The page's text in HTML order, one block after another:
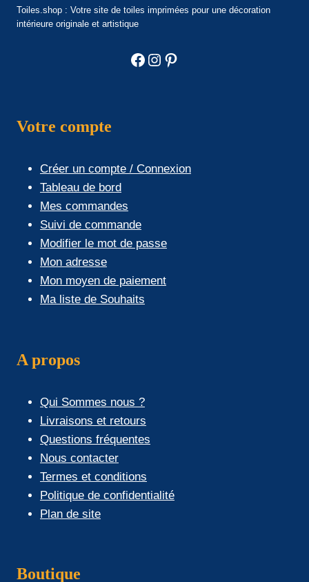
Toiles.shop : Votre site de toiles imprimées pour une décoration
intérieure originale et artistique
Facebook
Instagram
Pinterest
Votre compte
Créer un compte / Connexion
Tableau de bord
Mes commandes
Suivi de commande
Modifier le mot de passe
Mon adresse
Mon moyen de paiement
Ma liste de Souhaits
A propos
Qui Sommes nous ?
Livraisons et retours
Questions fréquentes
Nous contacter
Termes et conditions
Politique de confidentialité
Plan de site
Boutique